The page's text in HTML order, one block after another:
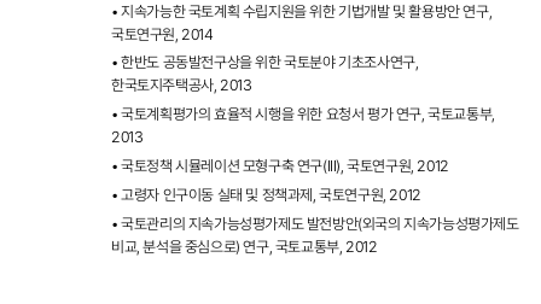
• 지속가능한 국토계획 수립지원을 위한 기법개발 및 활용방안 연구,
국토연구원, 2014
• 한반도 공동발전구상을 위한 국토분야 기초조사연구,
한국토지주택공사, 2013
• 국토계획평가의 효율적 시행을 위한 요청서 평가 연구, 국토교통부,
2013
• 국토정책 시뮬레이션 모형구축 연구(III), 국토연구원, 2012
• 고령자 인구이동 실태 및 정책과제, 국토연구원, 2012
• 국토관리의 지속가능성평가제도 발전방안(외국의 지속가능성평가제도
비교, 분석을 중심으로) 연구, 국토교통부, 2012